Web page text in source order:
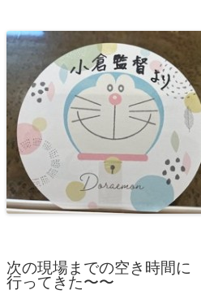
次の現場までの空き時間に
行ってきた〜〜